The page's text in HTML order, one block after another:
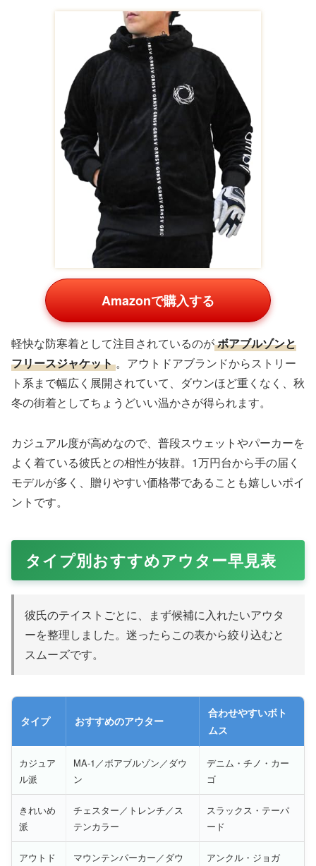
Amazonで購入する
軽快な防寒着として注目されているのがボアブルゾンと
フリースジャケット 。アウトドアブランドからストリー
ト系まで幅広く展開されていて、ダウンほど重くなく、秋
冬の街着としてちょうどいい温かさが得られます。
カジュアル度が高めなので、普段スウェットやパーカーを
よく着ている彼氏との相性が抜群。1万円台から手の届く
モデルが多く、贈りやすい価格帯であることも嬉しいポイ
ントです。
タイプ別おすすめアウター早見表
彼氏のテイストごとに、まず候補に入れたいアウタ
ーを整理しました。迷ったらこの表から絞り込むと
スムーズです。
タイプ おすすめのアウター
合わせやすいボト
ムス
カジュア
ル派
MA-1／ボアブルゾン／ダウ
ン
デニム・チノ・カー
ゴ
きれいめ
派
チェスター／トレンチ／ス
テンカラー
スラックス・テーパ
ード
アウトド
マウンテンパーカー／ダウ
アンクル・ジョガ